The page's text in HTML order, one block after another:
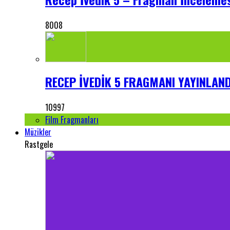
8008
RECEP İVEDİK 5 FRAGMANI
10997
Film Fragmanları
Müzikler
Rastgele